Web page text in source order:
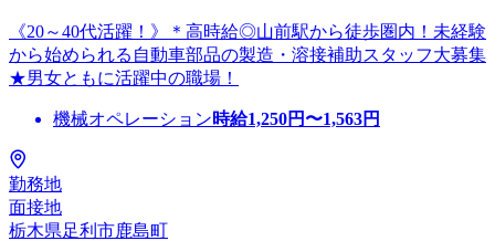
《20～40代活躍！》＊高時給◎山前駅から徒歩圏内！未経験
から始められる自動車部品の製造・溶接補助スタッフ大募集
★男女ともに活躍中の職場！
機械オペレーション時給1,250円〜1,563円
勤務地
面接地
栃木県足利市鹿島町